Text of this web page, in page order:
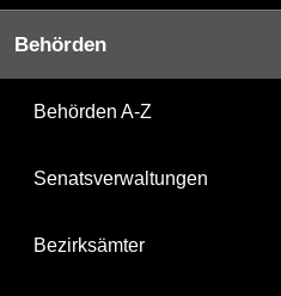
Behörden
Behörden A-Z
Senatsverwaltungen
Bezirksämter